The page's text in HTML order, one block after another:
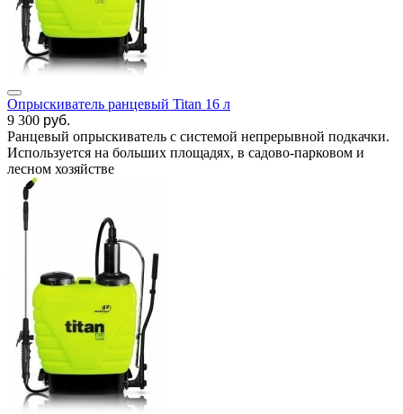
Опрыскиватель ранцевый Titan 16 л
9 300 руб.
Ранцевый опрыскиватель с системой непрерывной подкачки.
Используется на больших площадях, в садово-парковом и
лесном хозяйстве